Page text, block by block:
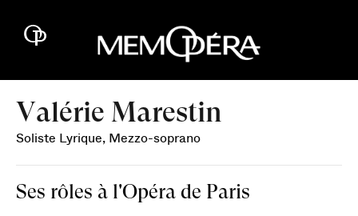
Valérie Marestin
Soliste Lyrique, Mezzo-soprano
Ses rôles à l'Opéra de Paris